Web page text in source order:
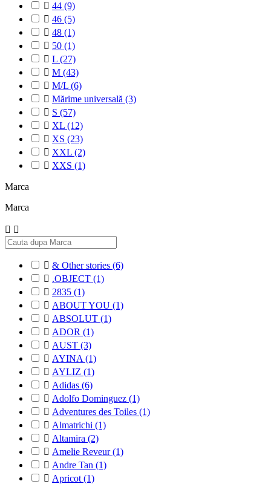
 44 (9)
 46 (5)
 48 (1)
 50 (1)
 L (27)
 M (43)
 M/L (6)
 Mărime universală (3)
 S (57)
 XL (12)
 XS (23)
 XXL (2)
 XXS (1)
Marca
Marca
 
 & Other stories (6)
 .OBJECT (1)
 2835 (1)
 ABOUT YOU (1)
 ABSOLUT (1)
 ADOR (1)
 AUST (3)
 AYINA (1)
 AYLIZ (1)
 Adidas (6)
 Adolfo Dominguez (1)
 Adventures des Toiles (1)
 Almatrichi (1)
 Altamira (2)
 Amelie Reveur(1)
 Andre Tan (1)
 Apricot (1)